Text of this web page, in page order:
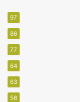
97
86
77
64
63
56